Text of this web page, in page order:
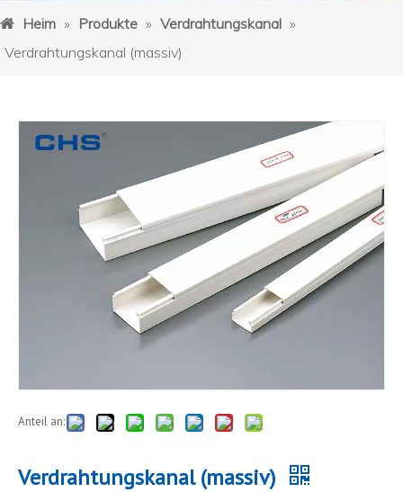
Heim » Produkte » Verdrahtungskanal »
Verdrahtungskanal (massiv)
Anteil an:
Verdrahtungskanal (massiv)